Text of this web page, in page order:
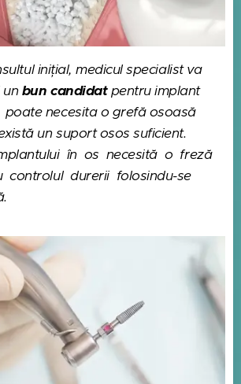
inițial, medicul specialist va
bun candidatpentru implant
necesita o grefă osoasă
un suport osos suficient.
în os necesită o freză
controlul durerii folosindu-se